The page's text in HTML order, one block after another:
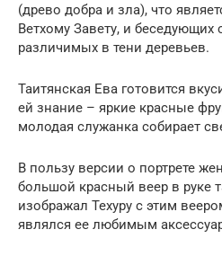
(древо добра и зла), что
Ветхому Завету, и беседующих
различимых в тени деревьев.
Таитянская Ева готовится
ей знание – яркие красные
молодая служанка собирает
В пользу версии о портрете
большой красный веер в руке
изображал Техуру с этим
являлся ее любимым